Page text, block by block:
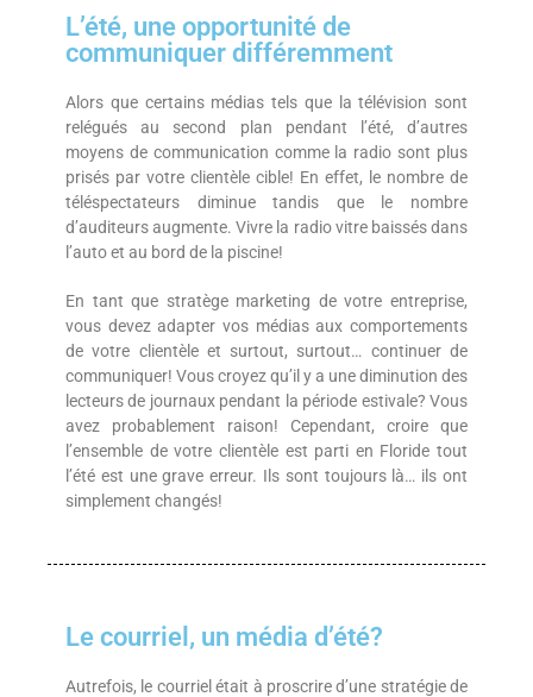
L’été, une opportunité de
communiquer différemment
Alors que certains médias tels que la télévision sont
relégués au second plan pendant l’été, d’autres
moyens de communication comme la radio sont plus
prisés par votre clientèle cible! En effet, le nombre de
téléspectateurs diminue tandis que le nombre
d’auditeurs augmente. Vivre la radio vitre baissés dans
l’auto et au bord de la piscine!
En tant que stratège marketing de votre entreprise,
vous devez adapter vos médias aux comportements
de votre clientèle et surtout, surtout… continuer de
communiquer! Vous croyez qu’il y a une diminution des
lecteurs de journaux pendant la période estivale? Vous
avez probablement raison! Cependant, croire que
l’ensemble de votre clientèle est parti en Floride tout
l’été est une grave erreur. Ils sont toujours là… ils ont
simplement changés!
Le courriel, un média d’été?
Autrefois, le courriel était à proscrire d’une stratégie de